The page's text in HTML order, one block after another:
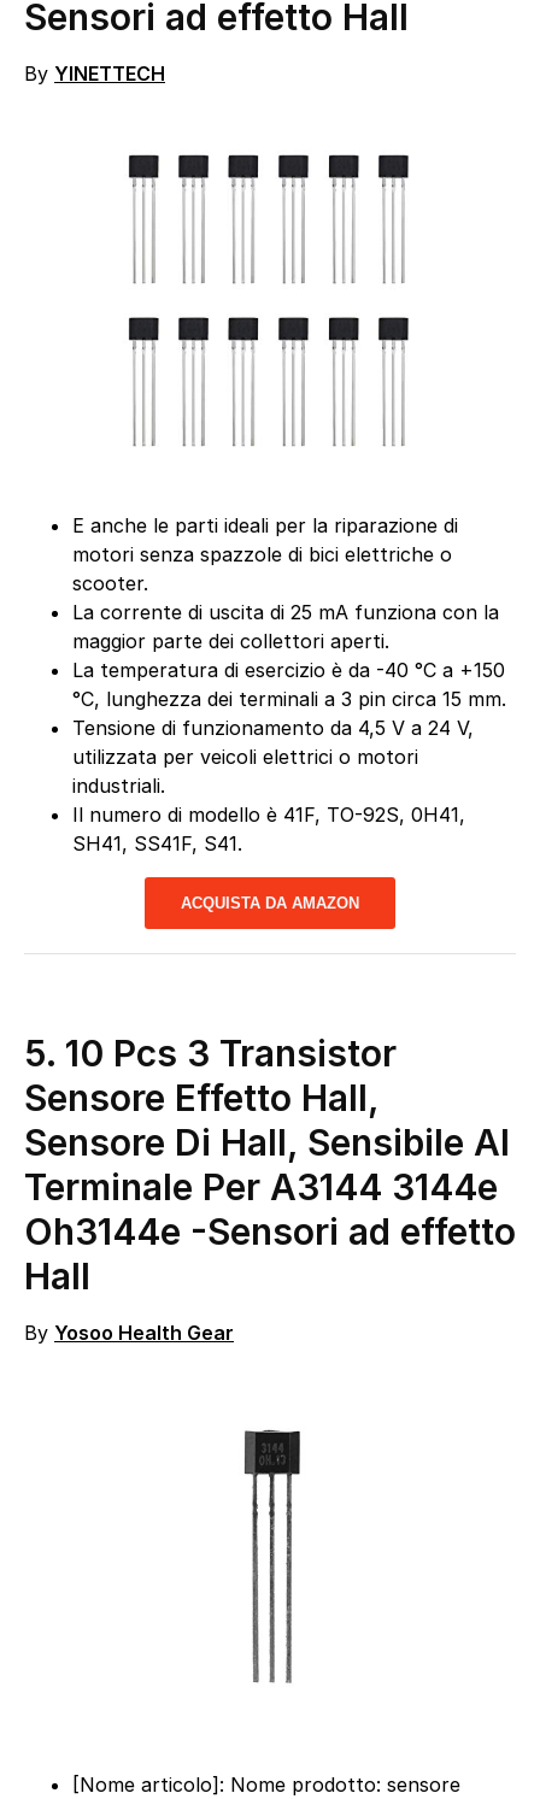
Sensori ad effetto Hall
By YINETTECH
E anche le parti ideali per la riparazione di
motori senza spazzole di bici elettriche o
scooter.
La corrente di uscita di 25 mA funziona con la
maggior parte dei collettori aperti.
La temperatura di esercizio è da -40 °C a +150
°C, lunghezza dei terminali a 3 pin circa 15 mm.
Tensione di funzionamento da 4,5 V a 24 V,
utilizzata per veicoli elettrici o motori
industriali.
Il numero di modello è 41F, TO-92S, 0H41,
SH41, SS41F, S41.
ACQUISTA DA AMAZON
5. 10 Pcs 3 Transistor
Sensore Effetto Hall,
Sensore Di Hall, Sensibile Al
Terminale Per A3144 3144e
Oh3144e -Sensori ad effetto
Hall
By Yosoo Health Gear
[Nome articolo]: Nome prodotto: sensore